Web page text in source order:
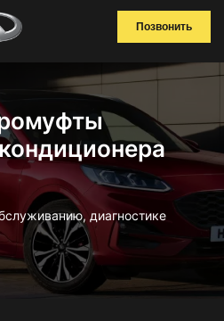
Позвонить
диагностике